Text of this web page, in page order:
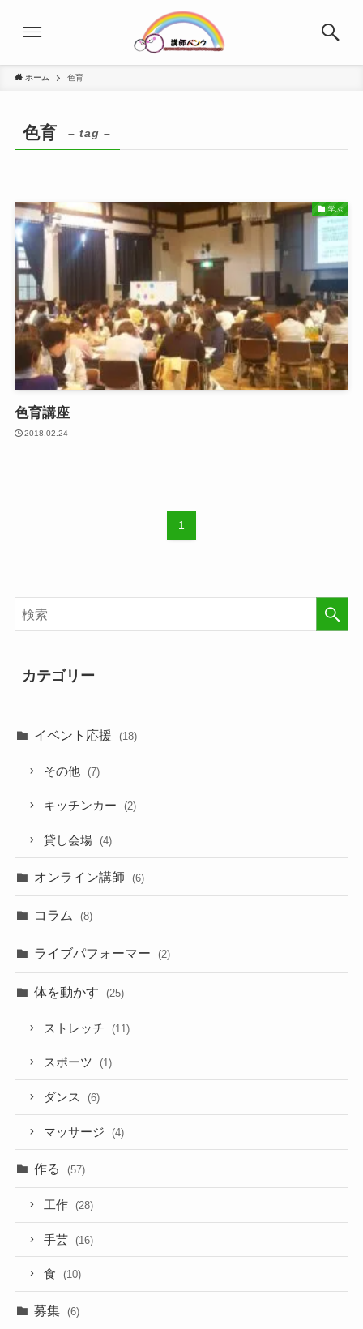
ホーム 色育
色育 – tag –
学ぶ
色育講座
2018.02.24
1
カテゴリー
イベント応援 (18)
その他 (7)
キッチンカー (2)
貸し会場 (4)
オンライン講師 (6)
コラム (8)
ライブパフォーマー (2)
体を動かす (25)
ストレッチ (11)
スポーツ (1)
ダンス (6)
マッサージ (4)
作る (57)
工作 (28)
手芸 (16)
食 (10)
募集 (6)